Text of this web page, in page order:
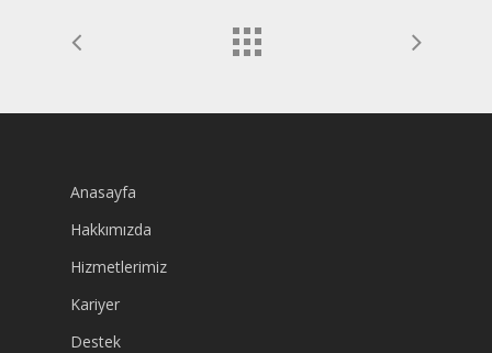
Anasayfa
Hakkımızda
Hizmetlerimiz
Kariyer
Destek